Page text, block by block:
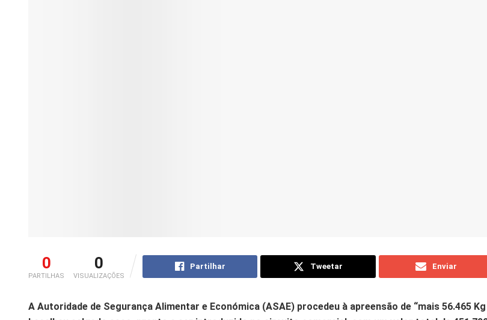
0
PARTILHAS
0
VISUALIZAÇÕES
Partilhar Tweetar Enviar
A Autoridade de Segurança Alimentar e Económica (ASAE) procedeu à apreensão de “mais 56.465